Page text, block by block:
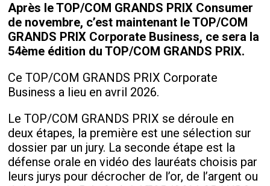
Après le TOP/COM GRANDS PRIX Consumer
de novembre, c’est maintenant le TOP/COM
GRANDS PRIX Corporate Business, ce sera la
54ème édition du TOP/COM GRANDS PRIX.
Ce TOP/COM GRANDS PRIX Corporate
Business a lieu en avril 2026.
Le TOP/COM GRANDS PRIX se déroule en
deux étapes, la première est une sélection sur
dossier par un jury. La seconde étape est la
défense orale en vidéo des lauréats choisis par
leurs jurys pour décrocher de l’or, de l’argent ou